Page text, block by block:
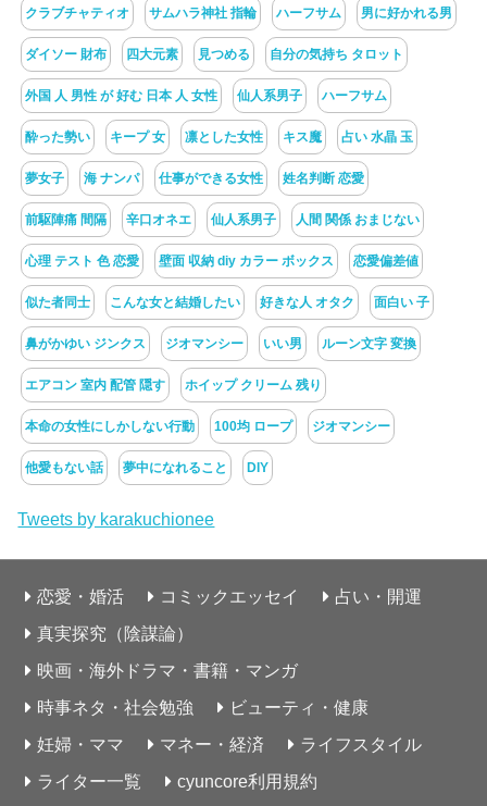
クラブチャティオ サムハラ神社 指輪 ハーフサム 男に好かれる男
ダイソー 財布 四大元素 見つめる 自分の気持ち タロット
外国 人 男性 が 好む 日本 人 女性 仙人系男子 ハーフサム
酔った勢い キープ 女 凛とした女性 キス魔 占い 水晶 玉
夢女子 海 ナンパ 仕事ができる女性 姓名判断 恋愛
前駆陣痛 間隔 辛口オネエ 仙人系男子 人間 関係 おまじない
心理 テスト 色 恋愛 壁面 収納 diy カラー ボックス 恋愛偏差値
似た者同士 こんな女と結婚したい 好きな人 オタク 面白い 子
鼻がかゆい ジンクス ジオマンシー いい男 ルーン文字 変換
エアコン 室内 配管 隠す ホイップ クリーム 残り
本命の女性にしかしない行動 100均 ロープ ジオマンシー
他愛もない話 夢中になれること DIY
Tweets by karakuchionee
恋愛・婚活 コミックエッセイ
占い・開運
真実探究（陰謀論）
映画・海外ドラマ・書籍・マンガ
時事ネタ・社会勉強
ビューティ・健康
妊婦・ママ
マネー・経済
ライフスタイル
ライター一覧
cyuncore利用規約